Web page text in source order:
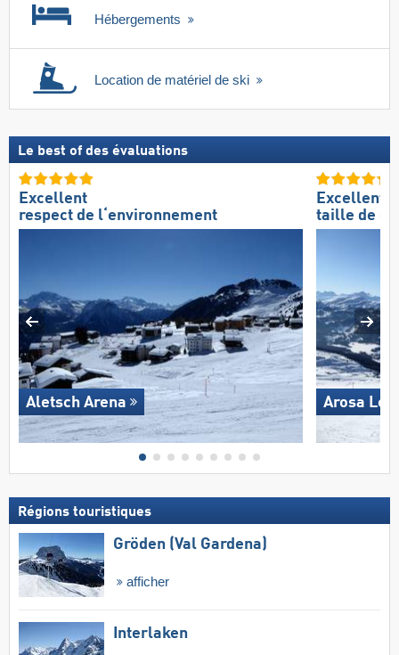
Hébergements
Location de matériel de ski
Le best of des évaluations
Excellent
respect de l‘environnement
Aletsch Arena
Excellente
taille de
Arosa
Régions touristiques
Gröden (Val Gardena)
afficher
Interlaken